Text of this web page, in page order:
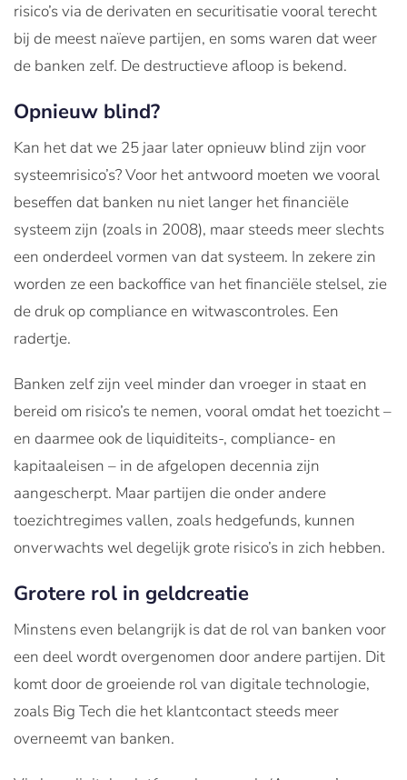
risico’s via de derivaten en securitisatie vooral terecht
bij de meest naïeve partijen, en soms waren dat weer
de banken zelf. De destructieve afloop is bekend.
Opnieuw blind?
Kan het dat we 25 jaar later opnieuw blind zijn voor
systeemrisico’s? Voor het antwoord moeten we vooral
beseffen dat banken nu niet langer het financiële
systeem zijn (zoals in 2008), maar steeds meer slechts
een onderdeel vormen van dat systeem. In zekere zin
worden ze een backoffice van het financiële stelsel, zie
de druk op compliance en witwascontroles. Een
radertje.
Banken zelf zijn veel minder dan vroeger in staat en
bereid om risico’s te nemen, vooral omdat het toezicht –
en daarmee ook de liquiditeits-, compliance- en
kapitaaleisen – in de afgelopen decennia zijn
aangescherpt. Maar partijen die onder andere
toezichtregimes vallen, zoals hedgefunds, kunnen
onverwachts wel degelijk grote risico’s in zich hebben.
Grotere rol in geldcreatie
Minstens even belangrijk is dat de rol van banken voor
een deel wordt overgenomen door andere partijen. Dit
komt door de groeiende rol van digitale technologie,
zoals Big Tech die het klantcontact steeds meer
overneemt van banken.